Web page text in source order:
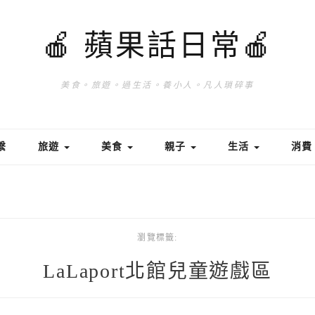
🍎 蘋果話日常🍎
美食。旅遊。過生活。養小人。凡人瑣碎事
旅遊 美食 親子 生活 消費
瀏覽標籤:
LaLaport北館兒童遊戲區